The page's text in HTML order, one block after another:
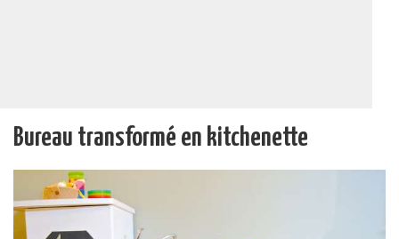
Bureau transformé en kitchenette